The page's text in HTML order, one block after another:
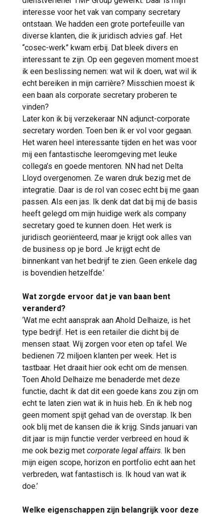
interesse voor het vak van company secretary
ontstaan. We hadden een grote portefeuille van
diverse klanten, die ik juridisch advies gaf. Het
“cosec-werk” kwam erbij. Dat bleek divers en
interessant te zijn. Op een gegeven moment moest
ik een beslissing nemen: wat wil ik doen, wat wil ik
echt bereiken in mijn carrière? Misschien moest ik
een baan als corporate secretary proberen te
vinden?
Later kon ik bij verzekeraar NN adjunct-corporate
secretary worden. Toen ben ik er vol voor gegaan.
Het waren heel interessante tijden en het was voor
mij een fantastische leeromgeving met leuke
collega’s en goede mentoren. NN had net Delta
Lloyd overgenomen. Ze waren druk bezig met de
integratie. Daar is de rol van cosec echt bij me gaan
passen. Als een jas. Ik denk dat dat bij mij de basis
heeft gelegd om mijn huidige werk als company
secretary goed te kunnen doen. Het werk is
juridisch georiënteerd, maar je krijgt ook alles van
de business op je bord. Je krijgt echt de
binnenkant van het bedrijf te zien. Geen enkele dag
is bovendien hetzelfde.’
Wat zorgde ervoor dat je van baan bent
veranderd?
‘Wat me echt aansprak aan Ahold Delhaize, is het
type bedrijf. Het is een retailer die dicht bij de
mensen staat. Wij zorgen voor eten op tafel. We
bedienen 72 miljoen klanten per week. Het is
tastbaar. Het draait hier ook echt om de mensen.
Toen Ahold Delhaize me benaderde met deze
functie, dacht ik dat dit een goede kans zou zijn om
echt te laten zien wat ik in huis heb. En ik heb nog
geen moment spijt gehad van de overstap. Ik ben
ook blij met de kansen die ik krijg. Sinds januari van
dit jaar is mijn functie verder verbreed en houd ik
me ook bezig met corporate legal affairs. Ik ben
mijn eigen scope, horizon en portfolio echt aan het
verbreden, wat fantastisch is. Ik houd van wat ik
doe.’
Welke eigenschappen zijn belangrijk voor deze